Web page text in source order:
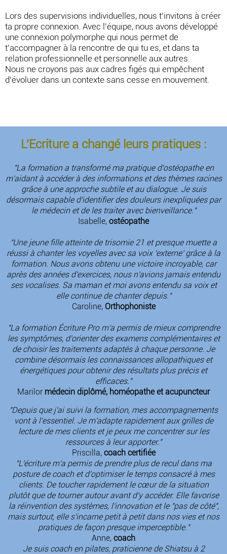
Lors des supervisions individuelles, nous t'invitons à créer
ta propre connexion. Avec l'équipe, nous avons développé
une connexion polymorphe qui nous permet de
t'accompagner à la rencontre de qui tu es, et dans ta
relation professionnelle et personnelle aux autres.
Nous ne croyons pas aux cadres figés qui empêchent
d'évoluer dans un contexte sans cesse en mouvement.
L'Ecriture a changé leurs pratiques :
"La formation a transformé ma pratique d'ostéopathe en
m'aidant à accéder à des informations et des thèmes racines
grâce à une approche subtile et au dialogue. Je suis
désormais capable d'identifier des douleurs inexpliquées par
le médecin et de les traiter avec bienveillance."
Isabelle, ostéopathe
"Une jeune fille atteinte de trisomie 21 et presque muette a
réussi à chanter les voyelles avec sa voix 'externe' grâce à la
formation. Nous avons obtenu une victoire incroyable, car
après des années d'exercices, nous n'avions jamais entendu
ses vocalises. Sa maman et moi avons entendu sa voix et
elle continue de chanter depuis."
Caroline, Orthophoniste
"La formation Écriture Pro m'a permis de mieux comprendre
les symptômes, d'orienter des examens complémentaires et
de choisir les traitements adaptés à chaque personne. Je
combine désormais les connaissances allopathiques et
énergétiques pour obtenir des résultats plus précis et
efficaces."
Marilor médecin diplômé, homéopathe et acupuncteur
"Depuis que j'ai suivi la formation, mes accompagnements
vont à l'essentiel. Je m'adapte rapidement aux grilles de
lecture de mes clients et je peux me concentrer sur les
ressources à leur apporter."
Priscilla, coach certifiée
"L'écriture m'a permis de prendre plus de recul dans ma
posture de coach et d'optimiser le temps consacré à mes
clients. De toucher rapidement le cœur de la situation
plutôt que de tourner autour avant d'y accéder. Elle favorise
la réinvention des systèmes, l'innovation et le "pas de côté",
mais surtout, elle s'incarne petit à petit dans nos vies et nos
pratiques de façon presque imperceptible."
Anne, coach
Je suis coach en pilates, praticienne de Shiatsu à 2